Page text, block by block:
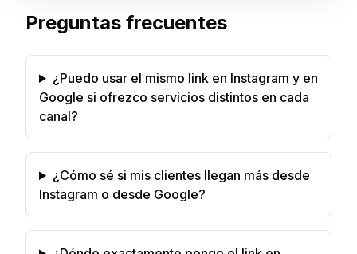
Preguntas frecuentes
¿Puedo usar el mismo link en Instagram y en
Google si ofrezco servicios distintos en cada
canal?
¿Cómo sé si mis clientes llegan más desde
Instagram o desde Google?